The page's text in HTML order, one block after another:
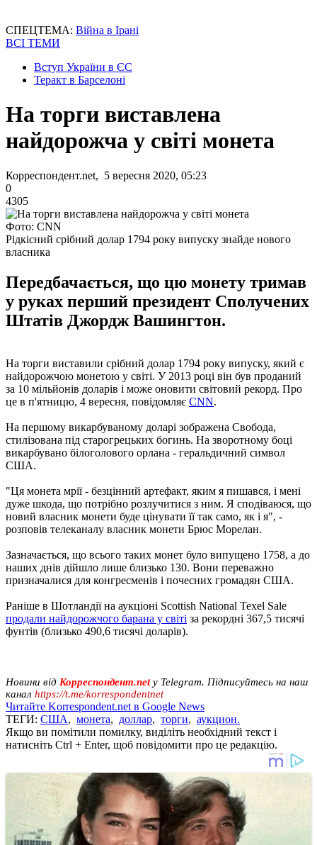
СПЕЦТЕМА: Війна в Ірані
ВСІ ТЕМИ
Вступ України в ЄС
Теракт в Барселоні
На торги виставлена
найдорожча у світі монета
Корреспондент.net, 5 вересня 2020, 05:23
0
4305
Фото: CNN
Рідкісний срібний долар 1794 року випуску знайде нового
власника
Передбачається, що цю монету тримав
у руках перший президент Сполучених
Штатів Джордж Вашингтон.
На торги виставили срібний долар 1794 року випуску, який є
найдорожчою монетою у світі. У 2013 році він був проданий
за 10 мільйонів доларів і може оновити світовий рекорд. Про
це в п'ятницю, 4 вересня, повідомляє CNN.
На першому викарбуваному доларі зображена Свобода,
стилізована під старогрецьких богинь. На зворотному боці
викарбувано білоголового орлана - геральдичний символ
США.
"Ця монета мрії - безцінний артефакт, яким я пишався, і мені
дуже шкода, що потрібно розлучитися з ним. Я сподіваюся, що
новий власник монети буде цінувати її так само, як і я", -
розповів телеканалу власник монети Брюс Морелан.
Зазначається, що всього таких монет було випущено 1758, а до
наших днів дійшло лише близько 130. Вони переважно
призначалися для конгресменів і почесних громадян США.
Раніше в Шотландії на аукціоні Scottish National Texel Sale
продали найдорожчого барана у світі за рекордні 367,5 тисячі
фунтів (близько 490,6 тисячі доларів).
Новини від Корреспондент.net у Telegram. Підписуйтесь на наш
канал https://t.me/korrespondentnet
Читайте Korrespondent.net в Google News
ТЕГИ: США, монета, доллар, торги, аукцион.
Якщо ви помітили помилку, виділіть необхідний текст і
натисніть Ctrl + Enter, щоб повідомити про це редакцію.